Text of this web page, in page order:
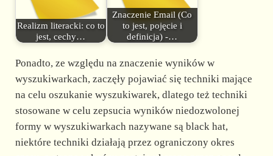
Realizm literacki: co to
jest, cechy…
Znaczenie Email (Co
to jest, pojęcie i
definicja) -…
Ponadto, ze względu na znaczenie wyników w
wyszukiwarkach, zaczęły pojawiać się techniki mające
na celu oszukanie wyszukiwarek, dlatego też techniki
stosowane w celu zepsucia wyników niedozwolonej
formy w wyszukiwarkach nazywane są black hat,
niektóre techniki działają przez ograniczony okres